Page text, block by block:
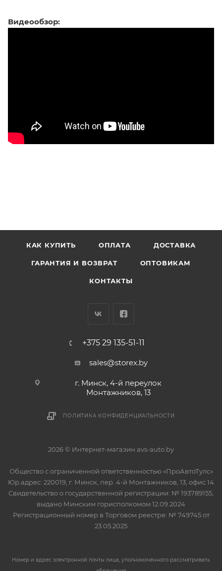
Видеообзор:
КАК КУПИТЬ ОПЛАТА ДОСТАВКА
ГАРАНТИЯ И ВОЗВРАТ ОПТОВИКАМ
КОНТАКТЫ
+375 29 135-51-11
sales@storex.by
г. Минск, 4-й переулок
Монтажников, 13
ПОЛИТИКА КОНФИДЕНЦИАЛЬНОСТИ
2026 © Интернет-магазин avs-auto.by
Общество с ограниченной ответственностью «ПроАвтоТулс»
Юр.адрес: 220019, г. Минск, пер. 4-й Монтажников, 13, офис 14
Свидетельство о государственной регистрации: № 193789155,
выдано Минским горисполкомом 12.09.2024
Регистрационный номер в Торговом реестре: № 749745 от
23.05.2025
Номер и адрес электронной почты лица, уполномоченного рассматривать